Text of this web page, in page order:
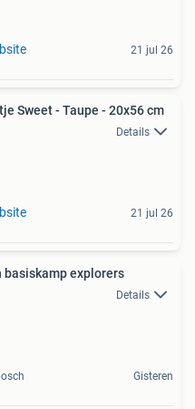
21 jul 26
Sweet - Taupe - 20x56 cm
Details
21 jul 26
basiskamp explorers
Details
Gisteren